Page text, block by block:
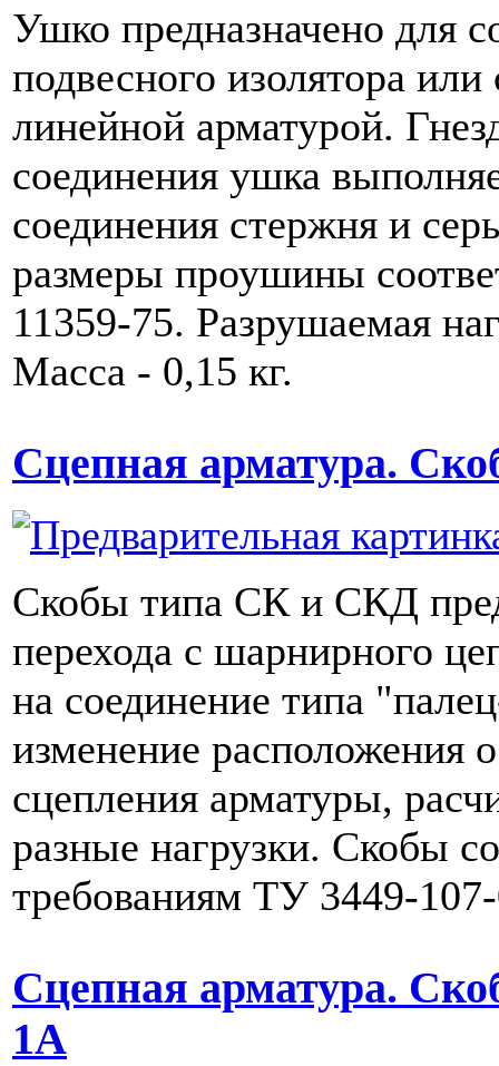
Ушко предназначено для
подвесного изолятора или
линейной арматурой.
соединения ушка
соединения стержня и
размеры проушины
11359-75. Разрушаемая
Масса - 0,15 кг.
Сцепная арматура.
Скобы типа СК и СКД
перехода с шарнирного
на соединение типа
изменение расположения
сцепления арматуры,
разные нагрузки. Скобы
требованиям ТУ 3449-
Сцепная арматура.
1А